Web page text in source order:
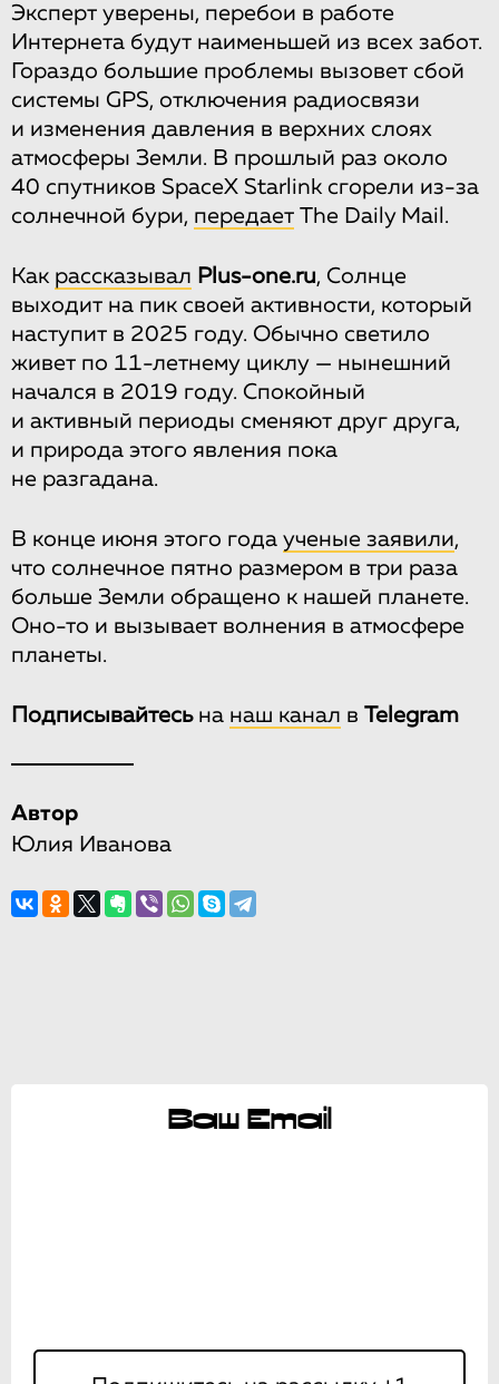
Эксперт уверены, перебои в работе
Интернета будут наименьшей из всех забот.
Гораздо большие проблемы вызовет сбой
системы GPS, отключения радиосвязи
и изменения давления в верхних слоях
атмосферы Земли. В прошлый раз около
40 спутников SpaceX Starlink сгорели из-за
солнечной бури, передает The Daily Mail.
Как рассказывал Plus-one.ru, Солнце
выходит на пик своей активности, который
наступит в 2025 году. Обычно светило
живет по 11-летнему циклу — нынешний
начался в 2019 году. Спокойный
и активный периоды сменяют друг друга,
и природа этого явления пока
не разгадана.
В конце июня этого года ученые заявили,
что солнечное пятно размером в три раза
больше Земли обращено к нашей планете.
Оно-то и вызывает волнения в атмосфере
планеты.
Подписывайтесьна наш канал в Telegram
Автор
Юлия Иванова
Ваш Email